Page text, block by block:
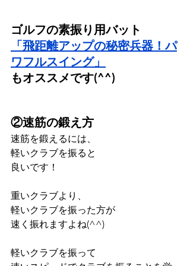
ゴルフの素振り用バット
「飛距離アップの秘密兵器！パ
ワフルスイング」
もオススメです(^^)
②速筋の鍛え方
速筋を鍛えるには、
軽いクラブを振ると
良いです！
重いクラブより、
軽いクラブを振った方が
速く振れますよね(^^)
軽いクラブを振って